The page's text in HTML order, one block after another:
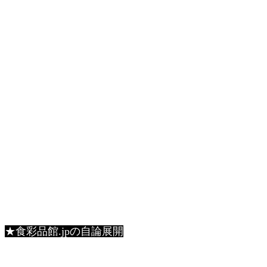
★食彩品館.jpの自論展開